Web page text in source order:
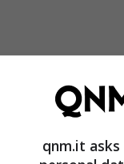
famiglie con
quote ridotte
lascia
scolastica
qnm.it